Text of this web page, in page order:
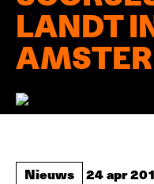
LANDT
Nieuws 24 apr